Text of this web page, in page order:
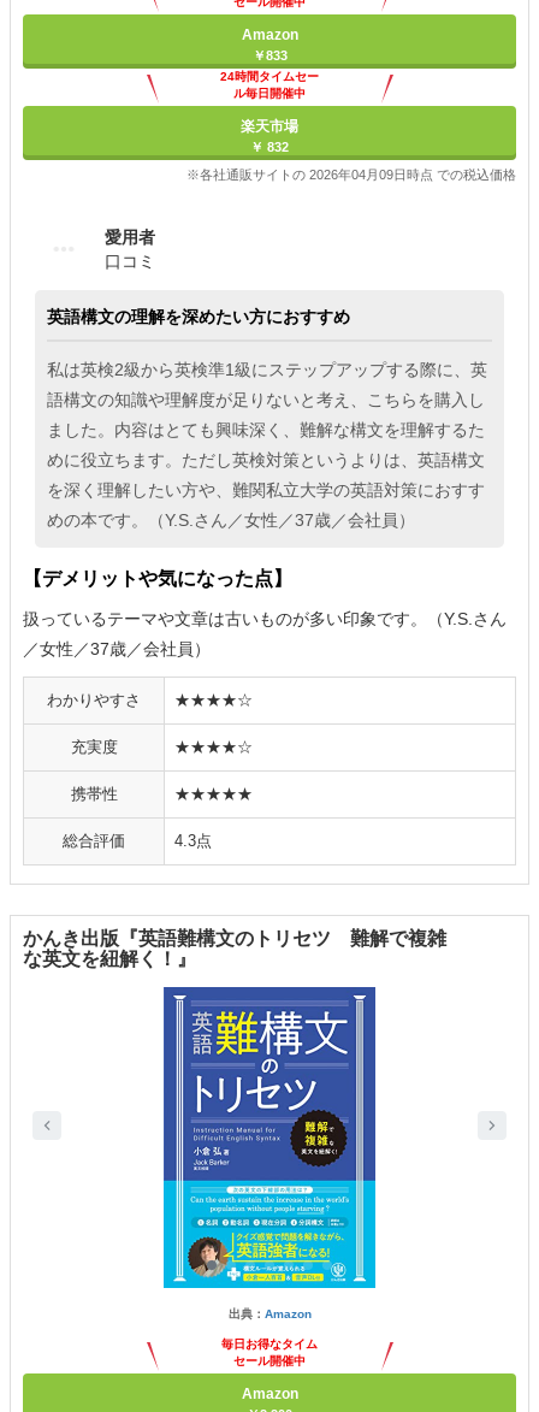
Amazon
￥833
24時間タイムセー
ル毎日開催中
楽天市場
￥ 832
※各社通販サイトの 2026年04月09日時点 での税込価格
愛用者
口コミ
英語構文の理解を深めたい方におすすめ
私は英検2級から英検準1級にステップアップする際に、英
語構文の知識や理解度が足りないと考え、こちらを購入し
ました。内容はとても興味深く、難解な構文を理解するた
めに役立ちます。ただし英検対策というよりは、英語構文
を深く理解したい方や、難関私立大学の英語対策におすす
めの本です。（Y.S.さん／女性／37歳／会社員）
【デメリットや気になった点】
扱っているテーマや文章は古いものが多い印象です。（Y.S.さん
／女性／37歳／会社員）
わかりやすさ ★★★★☆
充実度 ★★★★☆
携帯性 ★★★★★
総合評価 4.3点
かんき出版『英語難構文のトリセツ 難解で複雑
な英文を紐解く！』
出典： Amazon
毎日お得なタイム
セール開催中
Amazon